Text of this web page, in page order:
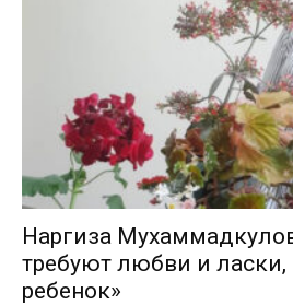
Наргиза
требуют любви и
ребенок»